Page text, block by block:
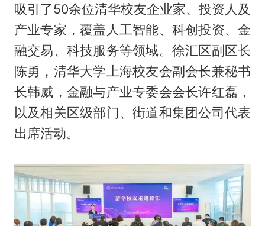
吸引了50余位清华校友企业家、投资人及
产业专家，覆盖人工智能、科创投资、金
融交易、科技服务等领域。徐汇区副区长
陈勇，清华大学上海校友会副会长兼秘书
长韩威，金融与产业专委会会长许红磊，
以及相关区级部门、街道和集团公司代表
出席活动。